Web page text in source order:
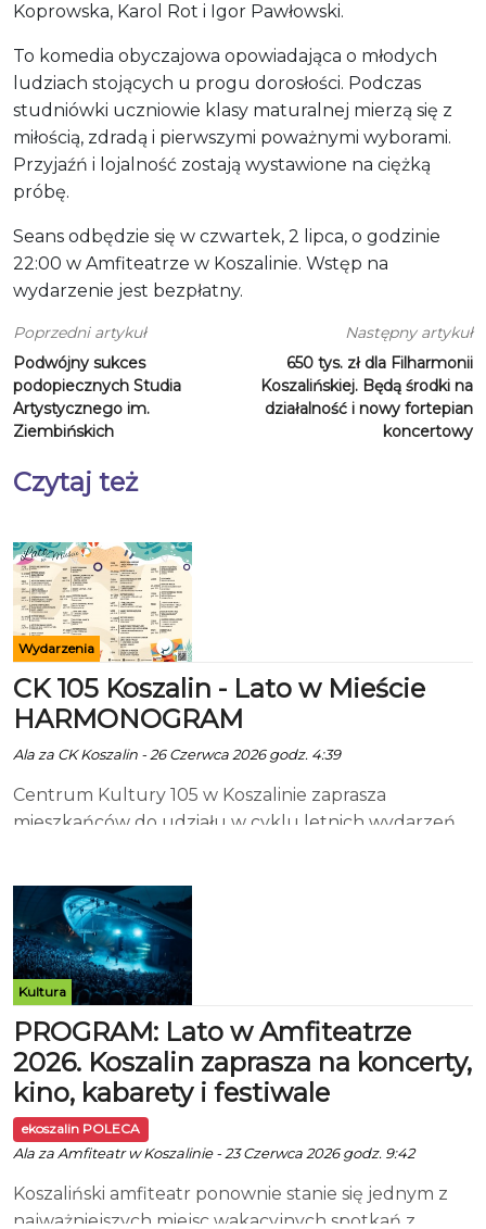
Koprowska, Karol Rot i Igor Pawłowski.
To komedia obyczajowa opowiadająca o młodych
ludziach stojących u progu dorosłości. Podczas
studniówki uczniowie klasy maturalnej mierzą się z
miłością, zdradą i pierwszymi poważnymi wyborami.
Przyjaźń i lojalność zostają wystawione na ciężką
próbę.
Seans odbędzie się w czwartek, 2 lipca, o godzinie
22:00 w Amfiteatrze w Koszalinie. Wstęp na
wydarzenie jest bezpłatny.
Poprzedni artykuł
Podwójny sukces
podopiecznych Studia
Artystycznego im.
Ziembińskich
Następny artykuł
650 tys. zł dla Filharmonii
Koszalińskiej. Będą środki na
działalność i nowy fortepian
koncertowy
Czytaj też
Wydarzenia
CK 105 Koszalin - Lato w Mieście
HARMONOGRAM
Ala za CK Koszalin - 26 Czerwca 2026 godz. 4:39
Centrum Kultury 105 w Koszalinie zaprasza
mieszkańców do udziału w cyklu letnich wydarzeń
koncertów, spektakli, seansów filmowych,
warsztatów artystycznych oraz wydarzeń
rodzinnych. Poniżej przedstawiamy harmonogram, a
w załączniku szczegóły. Czerwiec 27.06, godz. 19:00
godz. 10:30 Bezpieczne Wakacje: „Dumna Królewna"
Kino Kryterium 01.07, godz. 10:00 Artystyczne
Wakacje w CK105 - „Wspólne rysowanie w plenerze"
Centrum Kultury 105 - wstęp wolny Harmonogram
wakacji TUTAJ. 02.07, godz. 22:00 Kino na
wstęp wolny 03.07, godz. 21:00 Letnie Kino na
Kultura
PROGRAM: Lato w Amfiteatrze
2026. Koszalin zaprasza na koncerty,
kino, kabarety i festiwale
ekoszalin POLECA
Ala za Amfiteatr w Koszalinie - 23 Czerwca 2026 godz. 9:42
Koszaliński amfiteatr ponownie stanie się jednym z
najważniejszych miejsc wakacyjnych spotkań z